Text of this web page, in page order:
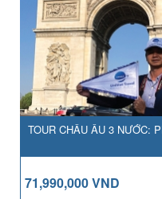
TOUR CHÂU ÂU 3 NƯỚC:
71,990,000 VND